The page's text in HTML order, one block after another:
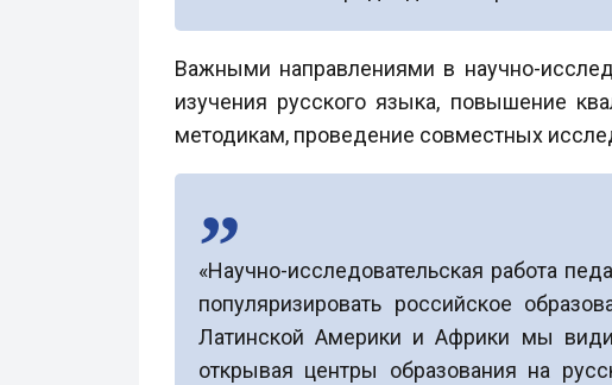
Важными направлениями в научно-
изучения русского языка, повышение
методикам, проведение совместных
«Научно-исследовательская работа
популяризировать российское
Латинской Америки и Африки мы
открывая центры образования на